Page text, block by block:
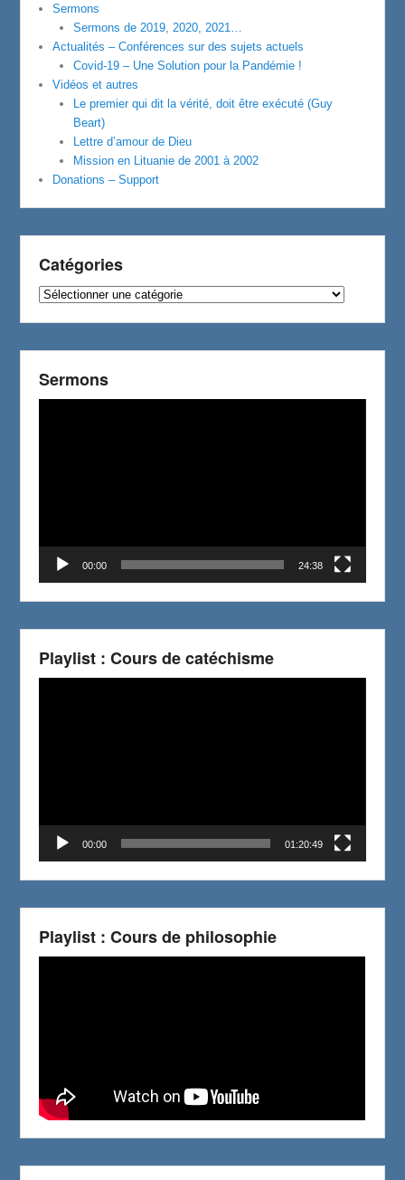
Sermons
Sermons de 2019, 2020, 2021…
Actualités – Conférences sur des sujets actuels
Covid-19 – Une Solution pour la Pandémie !
Vidéos et autres
Le premier qui dit la vérité, doit être exécuté (Guy
Beart)
Lettre d’amour de Dieu
Mission en Lituanie de 2001 à 2002
Donations – Support
Catégories
Catégories
Sermons
00:00 24:38
Playlist : Cours de catéchisme
00:00 01:20:49
Playlist : Cours de philosophie